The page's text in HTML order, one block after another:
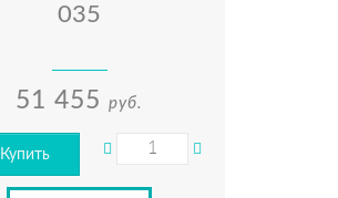
035
51 455руб.
Купить